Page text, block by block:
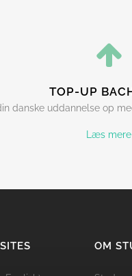
TOP-UP
danske uddannelse op
Læs mere
OM